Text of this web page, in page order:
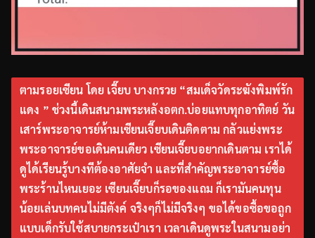
ตามรอยเซียน โดย เจี๊ยบ บางกรวย “สมเด็จวัดระฆังพิมพ์รัก
แดง ” ช่วงนี้เดินสนามพระหลังอตก.บ่อยแทบทุกอาทิตย์ วัน
เสาร์พระอาจารย์ห้ามเซียนเจี๊ยบเดินติดตาม กลัวแย่งพระ
พระอาจารย์ขอเดินคนเดียว เซียนเจี๊ยบอยากเดินตาม เราได้
ดูได้เรียนรู้บางทีต้องอาศัยจำ และที่สำคัญพระอาจารย์ซื้อ
พระร้านไหนเยอะ เซียนเจี๊ยบก็รอของแถม ก็เรามันคนทุน
น้อยเล่นบทคนไม่มีตังค์ จริงๆก็ไม่มีจริงๆ ขอได้ขอซื้อขอถูก
แบบเด็กรับใช้สบายกระเป๋าเรา เวลาเดินดูพระในสนามอย่า